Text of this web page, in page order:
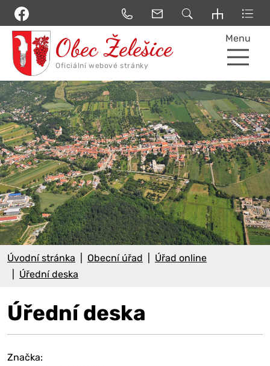
Menu
Úvodní stránka Obecní úřad
Úřad online
Úřední deska
Úřední deska
Značka: